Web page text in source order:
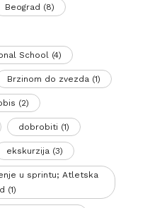
Beograd (8)
School(4)
Brzinom do zvezda(1)
(2)
dobrobiti (1)
ekskurzija(3)
u sprintu; Atletska
(1)